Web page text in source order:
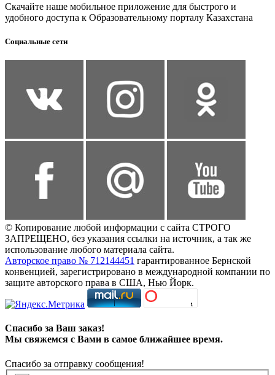
Скачайте наше мобильное приложение для быстрого и
удобного доступа к Образовательному порталу Казахстана
Социальные сети
© Копирование любой информации с сайта СТРОГО
ЗАПРЕЩЕНО, без указания ссылки на источник, а так же
использование любого материала сайта.
Авторское право № 712144451 гарантированное Бернской
конвенцией, зарегистрировано в международной компании по
защите авторского права в США, Нью Йорк.
Спасибо за Ваш заказ!
Мы свяжемся с Вами в самое ближайшее время.
Спасибо за отправку сообщения!